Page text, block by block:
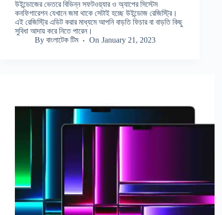
উইন্ডোজের ভেতরে বিভিন্ন সফটওয়্যার ও অ্যাপের সিস্টেম
কনফিগারেশন যেখানে জমা থাকে সেটাই হচ্ছে উইন্ডোজ রেজিস্ট্রি।
এই রেজিস্ট্রি এডিট করার মাধ্যমে আপনি বাড়তি ফিচার বা বাড়তি কিছু
সুবিধা আদায় করে নিতে পারেন।
By বাংলাটেক টিম On January 21, 2023